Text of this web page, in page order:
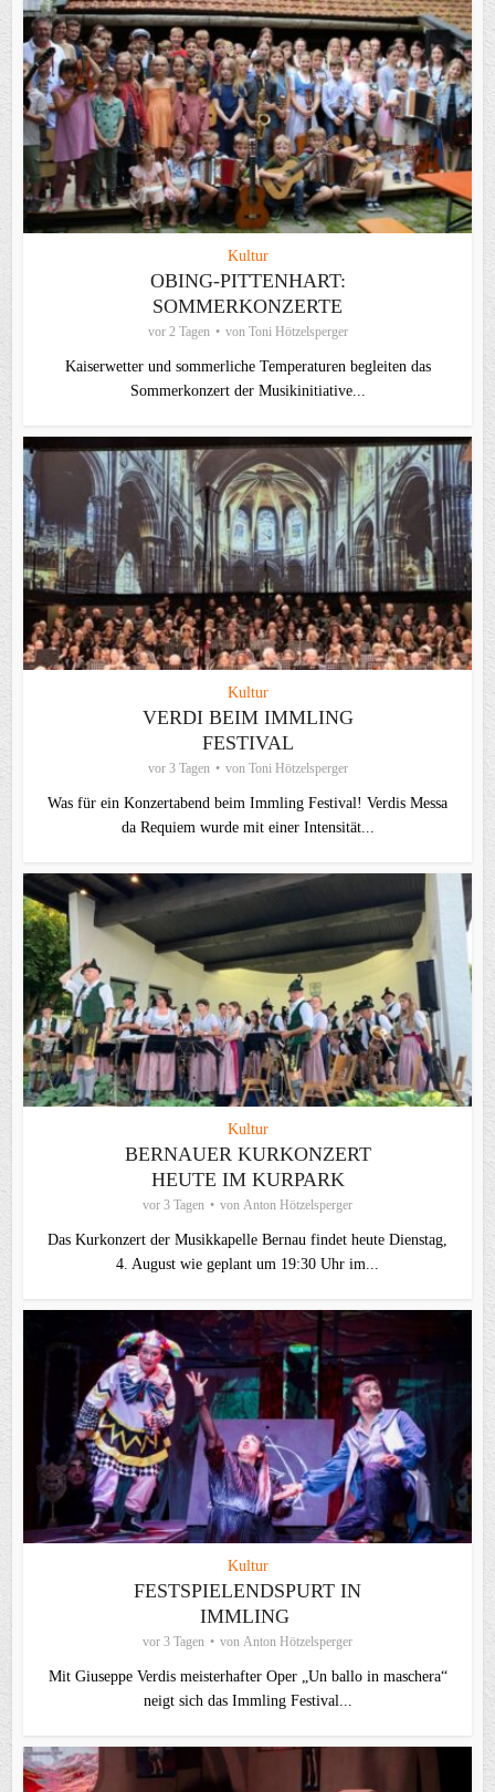
Kultur
OBING-PITTENHART:
SOMMERKONZERTE
vor 2 Tagen von Toni Hötzelsperger
Kaiserwetter und sommerliche Temperaturen begleiten das
Sommerkonzert der Musikinitiative...
Kultur
VERDI BEIM IMMLING
FESTIVAL
vor 3 Tagen von Toni Hötzelsperger
Was für ein Konzertabend beim Immling Festival! Verdis Messa
da Requiem wurde mit einer Intensität...
Kultur
BERNAUER KURKONZERT
HEUTE IM KURPARK
vor 3 Tagen von Anton Hötzelsperger
Das Kurkonzert der Musikkapelle Bernau findet heute Dienstag,
4. August wie geplant um 19:30 Uhr im...
Kultur
FESTSPIELENDSPURT IN
IMMLING
vor 3 Tagen von Anton Hötzelsperger
Mit Giuseppe Verdis meisterhafter Oper „Un ballo in maschera“
neigt sich das Immling Festival...